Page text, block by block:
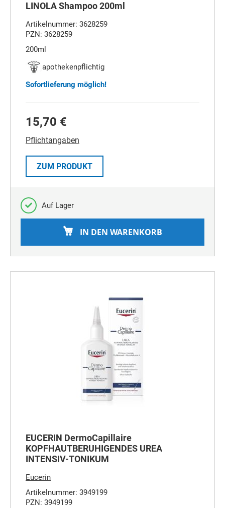
LINOLA Shampoo 200ml
Artikelnummer: 3628259
PZN: 3628259
200ml
apothekenpflichtig
Sofortlieferung möglich!
15,70 €
Pflichtangaben
ZUM PRODUKT
Auf Lager
IN DEN WARENKORB
EUCERIN DermoCapillaire
KOPFHAUTBERUHIGENDES UREA
INTENSIV-TONIKUM
Eucerin
Artikelnummer: 3949199
PZN: 3949199